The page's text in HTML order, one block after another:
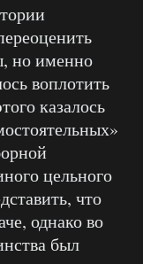
но именно
воплотить
казалось
цельного
что
однако во
был